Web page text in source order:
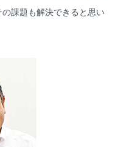
の課題も解決できると思い